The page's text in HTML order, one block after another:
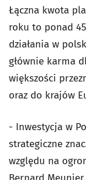
Łączna kwota
roku to ponad
działania w
głównie karma
większości
oraz do krajów
- Inwestycja w
strategiczne
względu na